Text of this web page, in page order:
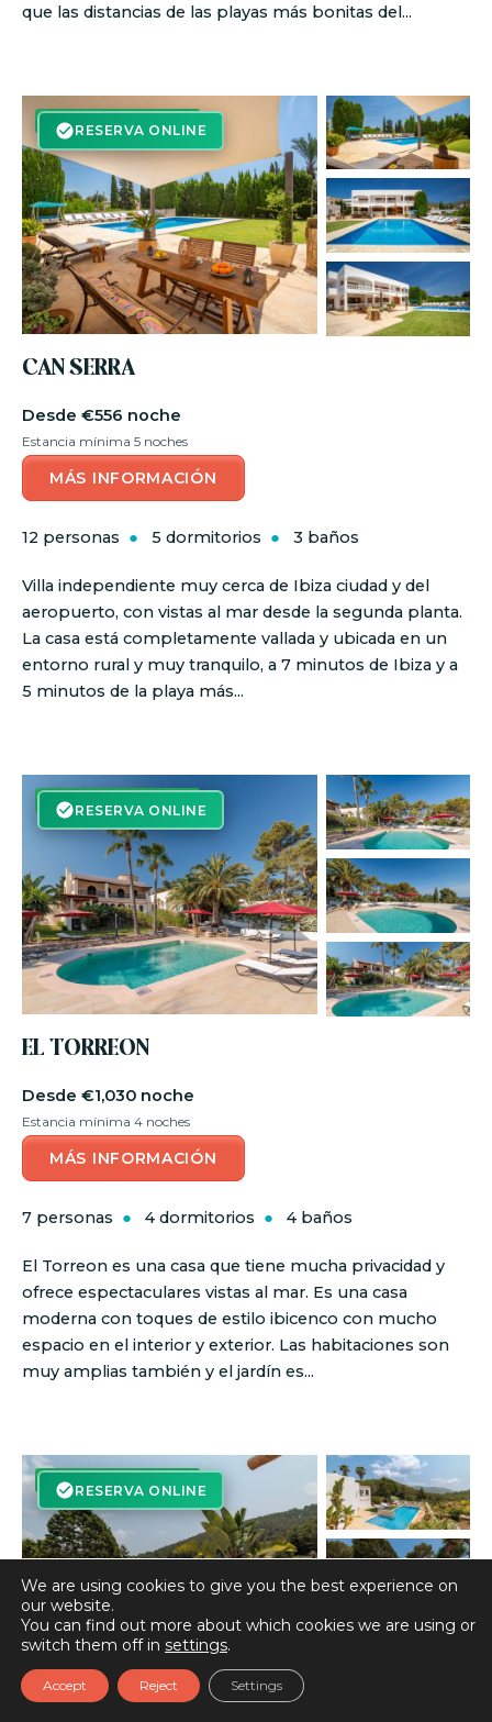
que las distancias de las playas más bonitas del...
RESERVA ONLINE
RESERVA ON-LINE
CAN SERRA
€556 noche
Estancia mínima 5 noches
MÁS INFORMACIÓN
12 personas 5 dormitorios 3 baños
Villa independiente muy cerca de Ibiza ciudad y del
aeropuerto, con vistas al mar desde la segunda planta.
La casa está completamente vallada y ubicada en un
entorno rural y muy tranquilo, a 7 minutos de Ibiza y a
5 minutos de la playa más...
RESERVA ONLINE
RESERVA ON-LINE
EL TORREON
€1,030 noche
Estancia mínima 4 noches
MÁS INFORMACIÓN
7 personas 4 dormitorios 4 baños
El Torreon es una casa que tiene mucha privacidad y
ofrece espectaculares vistas al mar. Es una casa
moderna con toques de estilo ibicenco con mucho
espacio en el interior y exterior. Las habitaciones son
muy amplias también y el jardín es...
RESERVA ONLINE
RESERVA ON-LINE
We are using cookies to give you the best experience on
our website.
You can find out more about which cookies we are using or
switch them off in settings.
Accept Reject Settings